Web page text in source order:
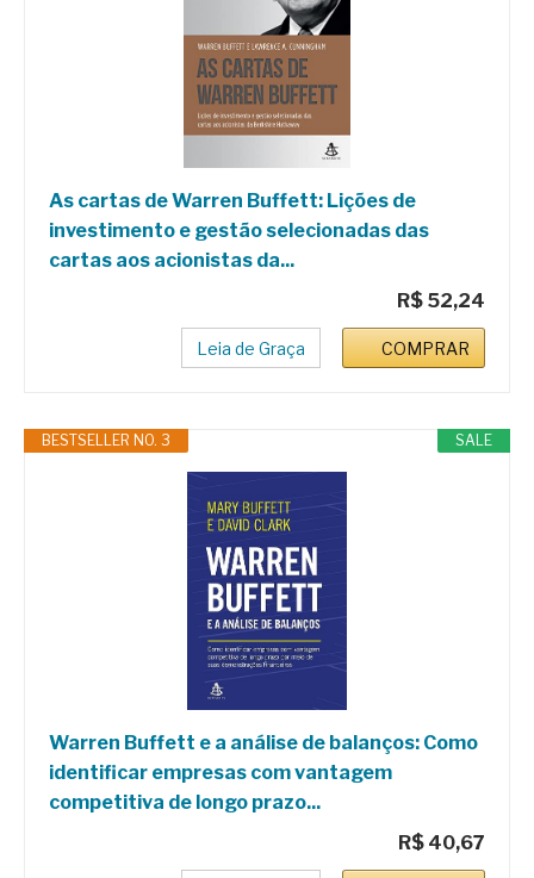
As cartas de Warren Buffett: Lições de
investimento e gestão selecionadas das
cartas aos acionistas da...
R$ 52,24
Leia de Graça COMPRAR
SALE
BESTSELLER NO. 3
Warren Buffett e a análise de balanços: Como
identificar empresas com vantagem
competitiva de longo prazo...
R$ 40,67